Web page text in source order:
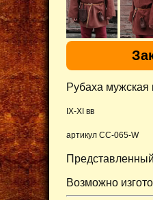
Рубаха мужская
IX-XI вв
артикул CC-065-W
Возможно